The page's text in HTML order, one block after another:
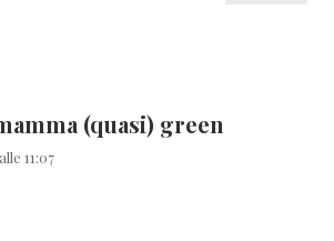
(quasi) green
11:07